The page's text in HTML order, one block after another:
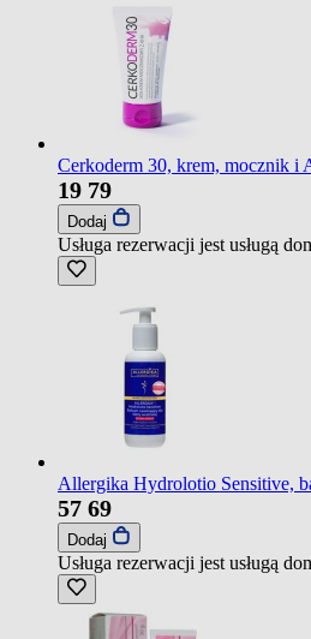
Cerkoderm 30, krem, mocznik i
19 79
Dodaj
Usługa rezerwacji jest usługą
Allergika Hydrolotio Sensitive,
57 69
Dodaj
Usługa rezerwacji jest usługą